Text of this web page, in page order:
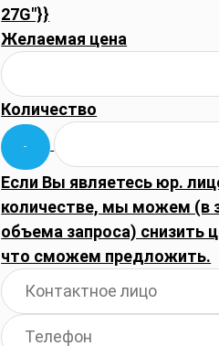
27G"}}
Желаемая цена
Количество
Если Вы являетесь юр.
количестве, мы можем (в
объема запроса) снизить
что сможем предложить.